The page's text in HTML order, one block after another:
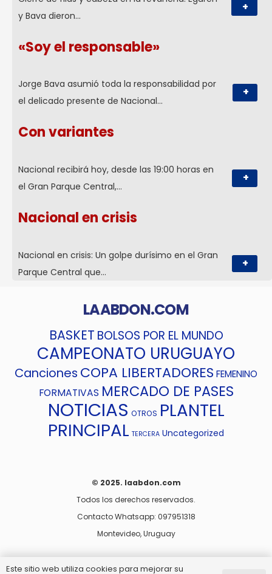
y Bava dieron…
+
«Soy el responsable»
Jorge Bava asumió toda la responsabilidad por
el delicado presente de Nacional…
+
Con variantes
Nacional recibirá hoy, desde las 19:00 horas en
el Gran Parque Central,…
+
Nacional en crisis
Nacional en crisis: Un golpe durísimo en el Gran
Parque Central que…
+
LAABDON.COM
BASKET BOLSOS POR EL MUNDO
CAMPEONATO URUGUAYO
Canciones COPA LIBERTADORES FEMENINO
FORMATIVAS MERCADO DE PASES
NOTICIAS OTROS PLANTEL
PRINCIPAL TERCERA Uncategorized
© 2025. laabdon.com
Todos los derechos reservados.
Contacto Whatsapp: 097951318
Montevideo, Uruguay
Este sitio web utiliza cookies para mejorar su